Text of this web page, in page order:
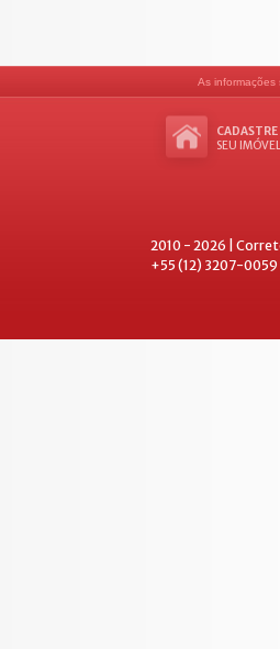
As informações
CADASTRE
SEU IMÓVEL
2010 - 2026 |
+55 (12) 3207-